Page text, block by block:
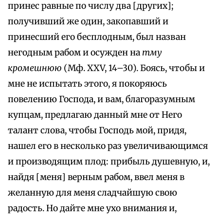
принес равные по числу два [других];
получивший же один, закопавший и
принесший его бесплодным, был назван
негодным рабом и осужден на тму
кромешнюю (Мф. XXV, 14–30). Боясь, чтобы и
мне не испытать этого, я покоряюсь
повелению Господа, и вам, благоразумным
купцам, предлагаю данный мне от Него
талант слова, чтобы Господь мой, придя,
нашел его в несколько раз увеличивающимся
и производящим плод: прибыль душевную, и,
найдя [меня] верным рабом, ввел меня в
желанную для меня сладчайшую свою
радость. Но дайте мне ухо внимания и,